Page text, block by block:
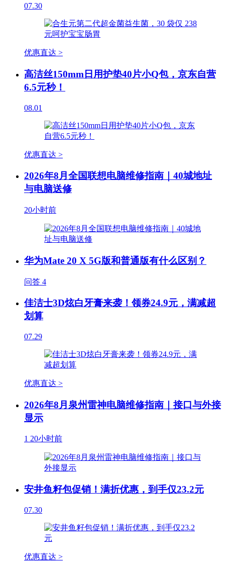
07.30
优惠直达 >
高洁丝150mm日用护垫40片小Q包，京东自营
6.5元秒！
08.01
优惠直达 >
2026年8月全国联想电脑维修指南｜40城地址
与电脑送修
20小时前
华为Mate 20 X 5G版和普通版有什么区别？
问答 4
佳洁士3D炫白牙膏来袭！领券24.9元，满减超
划算
07.29
优惠直达 >
2026年8月泉州雷神电脑维修指南｜接口与外接
显示
1 20小时前
安井鱼籽包促销！满折优惠，到手仅23.2元
07.30
优惠直达 >